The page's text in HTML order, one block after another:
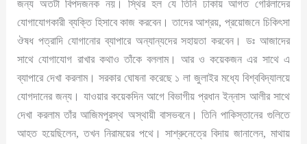
জন্য অতটা বিপদজনক নয়। স্থির হল যে তিনি ঢাকায় আগত গেরিলাদের
যোগাযোগকারী ব্যক্তি হিসাবে কাজ করবেন। তাদের আশ্রয়, প্রয়োজনে চিকিৎসা
ঔষধ পত্রাদি যোগানোর ব্যাপারে অন্যান্যদের সহায়তা করবেন। ডঃ আজাদের
সাথে যোগাযোগ রাখার কথাও তাঁকে বললাম। আর ও কয়েকজন এর সাথে এ
ব্যাপারে দেখা করলাম। সরকার ঘোষনা করেছে ১ লা জুলাইর মধ্যে বিশ্ববিদ্যালয়ে
যোগদানের জন্য। যাওয়ার কয়েকদিন আগে বিভাগীয় প্রধান ইন্নাস আলীর সাথে
দেখা করলাম তাঁর আজিমপুরস্থ অস্থায়ী বাসভবনে। তিনি পাকিস্তানের গুলিতে
আহত হয়েছিলেন, তখন নিরাময়ের পথে। সাশ্রুনেত্রে বিদায় জানালেন, মাথায়